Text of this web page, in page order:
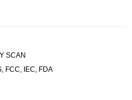
SCAN
FCC, IEC, FDA